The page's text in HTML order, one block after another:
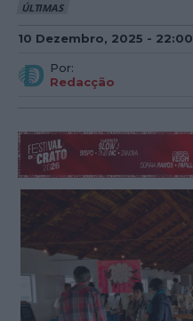
ÚLTIMAS
10 Dezembro, 2025 - 22:00
Por:
Redacção